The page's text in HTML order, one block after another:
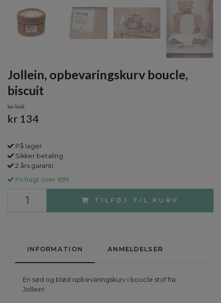
Jollein, opbevaringskurv boucle,
biscuit
kr 149
kr 134
På lager
Sikker betaling
2 års garanti
Fri fragt over 699
TILFØJ TIL KURV
INFORMATION ANMELDELSER
En sød og blød opbevaringskurv i boucle stof fra
Jollein!